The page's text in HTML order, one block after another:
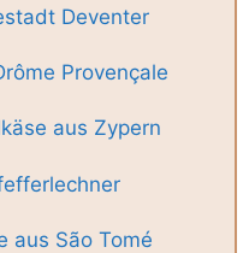
Deventer
Provençale
aus Zypern
aus São Tomé